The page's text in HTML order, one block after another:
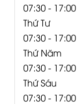
07:30 - 17:00
Thứ Tư
07:30 - 17:00
Thứ Năm
07:30 - 17:00
Thứ Sáu
07:30 - 17:00